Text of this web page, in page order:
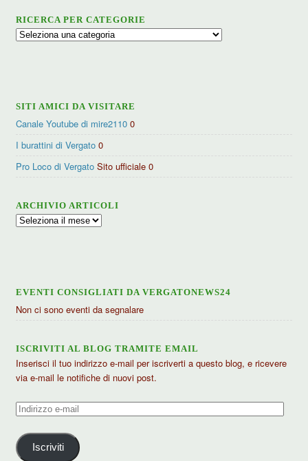
RICERCA PER CATEGORIE
Ricerca
SITI AMICI DA VISITARE
Canale Youtube di mire2110 0
I burattini di Vergato 0
Pro Loco di Vergato Sito ufficiale 0
ARCHIVIO ARTICOLI
Archivio
EVENTI CONSIGLIATI DA VERGATONEWS24
Non ci sono eventi da segnalare
ISCRIVITI AL BLOG TRAMITE EMAIL
Inserisci il tuo indirizzo e-mail per iscriverti a questo blog, e ricevere
via e-mail le notifiche di nuovi post.
Indirizzo
mail
Iscriviti